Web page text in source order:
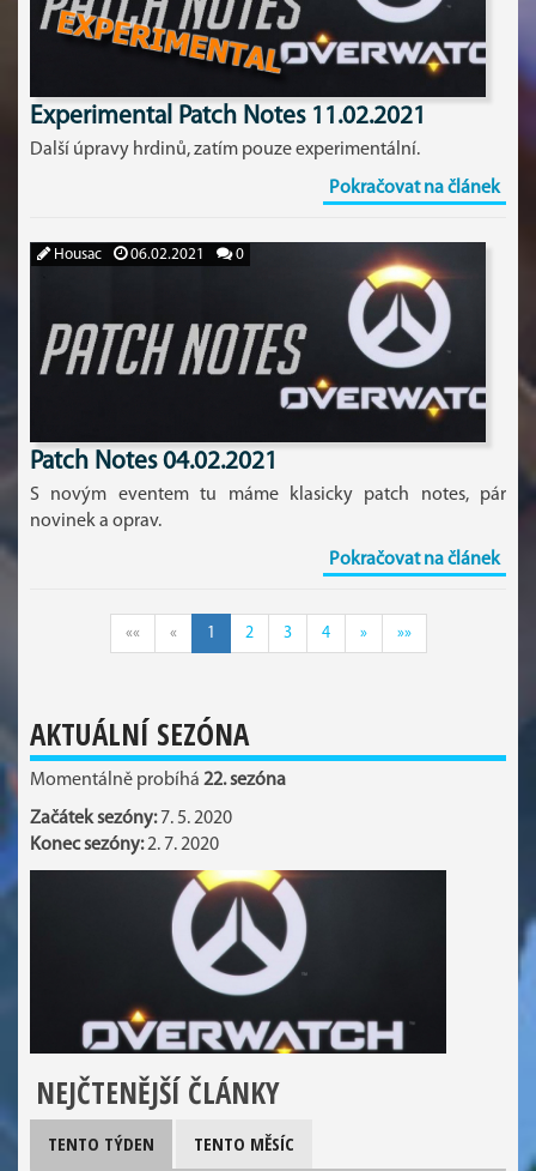
Experimental Patch Notes 11.02.2021
Další úpravy hrdinů, zatím pouze experimentální.
Pokračovat na článek
Housac 06.02.2021 0
Patch Notes 04.02.2021
S novým eventem tu máme klasicky patch notes, pár
novinek a oprav.
Pokračovat na článek
«« « 1 2 3 4 » »»
AKTUÁLNÍ SEZÓNA
Momentálně probíhá 22. sezóna
Začátek sezóny:7. 5. 2020
Konec sezóny:2. 7. 2020
NEJČTENĚJŠÍ ČLÁNKY
TENTO TÝDEN TENTO MĚSÍC